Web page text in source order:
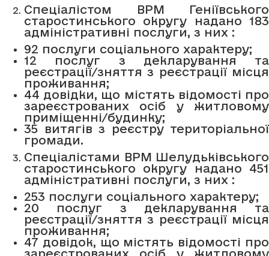
Спеціалістом ВРМ Геніївського
старостинського округу надано 183
адміністративні послуги, з них :
92 послуги соціального характеру;
12 послуг з декларування та
реєстрації/зняття з реєстрації місця
проживання;
44 довідки, що містять відомості про
зареєстрованих осіб у житловому
приміщенні/будинку;
35 витягів з реєстру територіальної
громади.
Спеціалістами ВРМ Шелудьківського
старостинського округу надано 451
адміністративні послуги, з них :
253 послуги соціального характеру;
20 послуг з декларування та
реєстрації/зняття з реєстрації місця
проживання;
47 довідок, що містять відомості про
зареєстрованих осіб у житловому